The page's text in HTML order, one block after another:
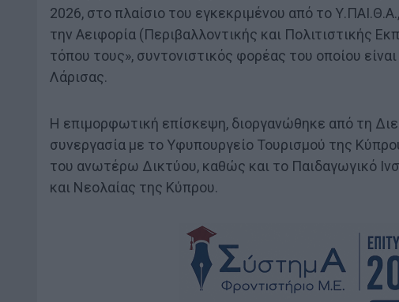
2026, στο πλαίσιο του εγκεκριμένου από το
την Αειφορία (Περιβαλλοντικής και Πολιτιστικής
τόπου τους», συντονιστικός φορέας του οποίου
Λάρισας.
Η επιμορφωτική επίσκεψη, διοργανώθηκε από τη
συνεργασία με το Υφυπουργείο Τουρισμού της
του ανωτέρω Δικτύου, καθώς και το Παιδαγωγικό
και Νεολαίας της Κύπρου.